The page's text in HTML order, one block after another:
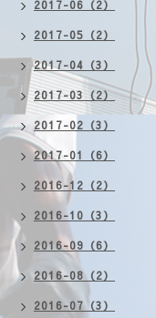
2017-06（2）
2017-05（2）
2017-04（3）
2017-03（2）
2017-02（3）
2017-01（6）
2016-12（2）
2016-10（3）
2016-09（6）
2016-08（2）
2016-07（3）